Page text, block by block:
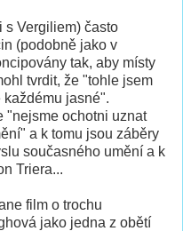
s Vergiliem) často
(podobně jako v
tak, aby místy
tvrdit, že "tohle jsem
každému jasné".
"nejsme ochotni uznat
a k tomu jsou záběry
současného umění a k
Triera...
film o trochu
jako jedna z obětí